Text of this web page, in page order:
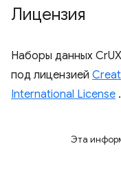
Лицензия
Наборы данных
под лицензией
International License .
Эта